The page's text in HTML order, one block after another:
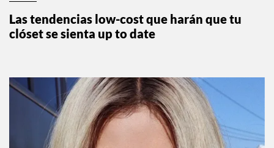
Las tendencias low-cost que harán que tu
clóset se sienta up to date